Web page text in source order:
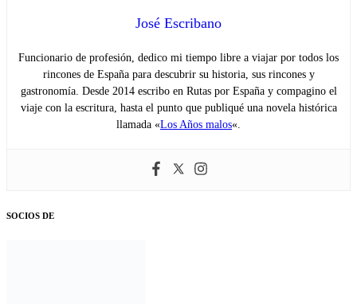
José Escribano
Funcionario de profesión, dedico mi tiempo libre a viajar por todos los
rincones de España para descubrir su historia, sus rincones y
gastronomía. Desde 2014 escribo en Rutas por España y compagino el
viaje con la escritura, hasta el punto que publiqué una novela histórica
llamada «Los Años malos«.
SOCIOS DE